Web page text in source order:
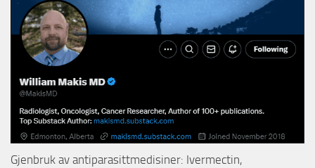
Gjenbruk av antiparasittmedisiner: Ivermectin,